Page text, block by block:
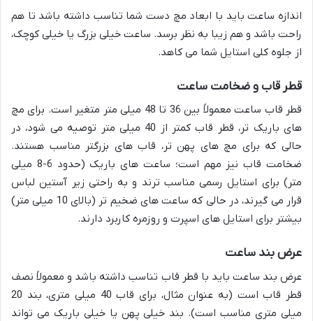
اندازه ساعت باید با ابعاد مچ دست شما تناسب داشته باشد تا هم
راحت باشد و هم زیبا به نظر برسد. ساعت خیلی بزرگ یا خیلی کوچک،
از جلوه کلی استایل شما می کاهد.
قطر قاب و ضخامت ساعت
قطر قاب ساعت معمولاً بین 36 تا 48 میلی متر متغیر است. برای مچ
های باریک تر، قطر قاب کمتر از 40 میلی متر توصیه می شود، در
حالی که برای مچ های پهن تر، قاب های بزرگتر مناسب هستند.
ضخامت قاب نیز مهم است؛ ساعت های باریک (حدود 6-8 میلی
متر) برای استایل رسمی مناسب ترند و به راحتی زیر آستین لباس
قرار می گیرند، در حالی که ساعت های ضخیم تر (بالای 10 میلی متر)
بیشتر برای استایل های اسپرت و روزمره کاربرد دارند.
عرض بند ساعت
عرض بند ساعت باید با قطر قاب تناسب داشته باشد و معمولاً نصف
قطر قاب است (به عنوان مثال، برای قاب 40 میلی متری، بند 20
میلی متری مناسب است). بند خیلی پهن یا خیلی باریک می تواند